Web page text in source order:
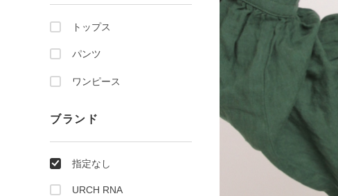
トップス
パンツ
ワンピース
ブランド
指定なし
URCH RNA